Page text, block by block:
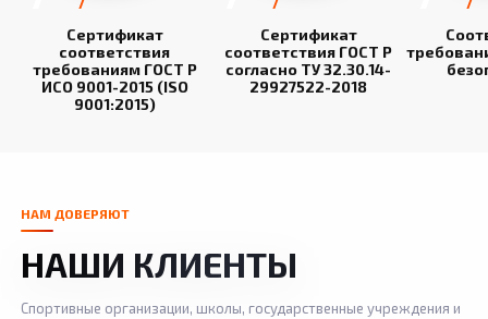
Сертификат
соответствия
требованиям ГОСТ Р
ИСО 9001-2015 (ISO
9001:2015)
Сертификат
соответствия ГОСТ Р
согласно ТУ 32.30.14-
29927522-2018
НАМ ДОВЕРЯЮТ
НАШИ КЛИЕНТЫ
Спортивные организации, школы, государственные учреждения и